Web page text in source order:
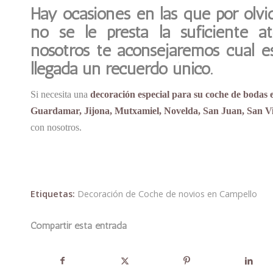
Hay ocasiones en las que por
no se le presta la suficiente
nosotros te aconsejaremos cual
llegada un recuerdo único.
Si necesita una decoración especial para su coche de
Guardamar, Jijona, Mutxamiel, Novelda, San Juan, San
con nosotros.
Etiquetas: Decoración de Coche de novios en Campello
Compartir esta entrada